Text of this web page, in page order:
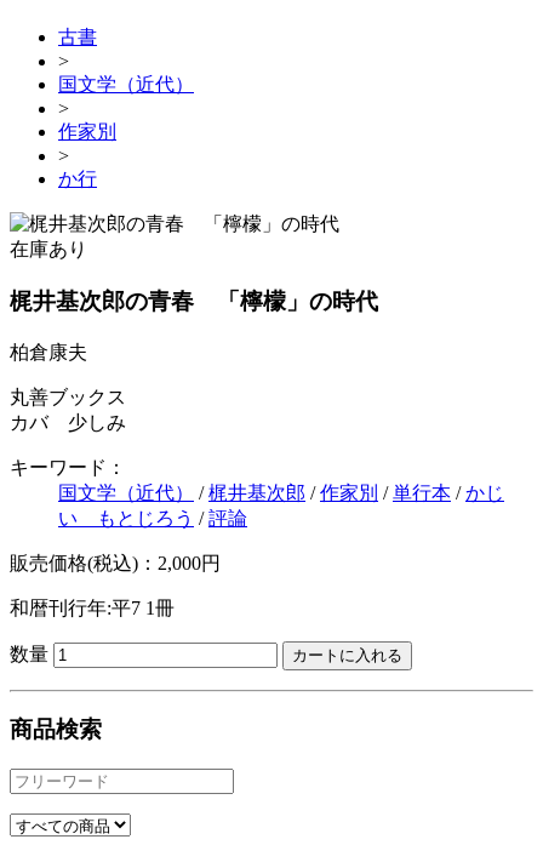
古書
>
国文学（近代）
>
作家別
>
か行
在庫あり
梶井基次郎の青春 「檸檬」の時代
柏倉康夫
丸善ブックス
カバ 少しみ
キーワード：
国文学（近代）
/梶井基次郎 /作家別 /単行本 /かじ
い もとじろう /評論
販売価格(税込)：2,000円
和暦刊行年:平7 1冊
数量
商品検索